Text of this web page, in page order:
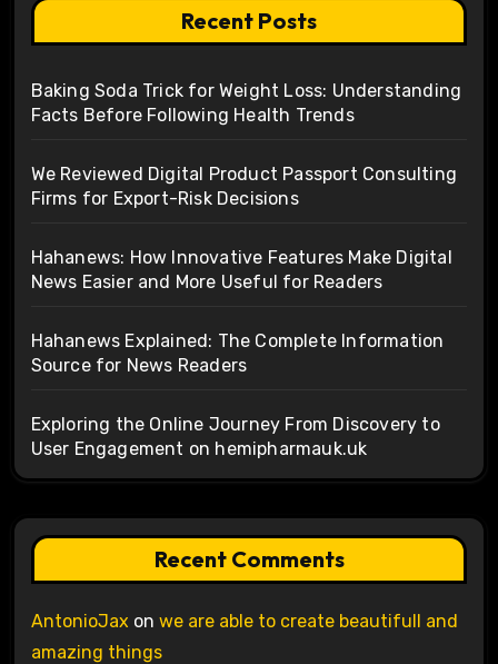
Recent Posts
Baking Soda Trick for Weight Loss: Understanding
Facts Before Following Health Trends
We Reviewed Digital Product Passport Consulting
Firms for Export-Risk Decisions
Hahanews: How Innovative Features Make Digital
News Easier and More Useful for Readers
Hahanews Explained: The Complete Information
Source for News Readers
Exploring the Online Journey From Discovery to
User Engagement on hemipharmauk.uk
Recent Comments
AntonioJax on we are able to create beautifull and
amazing things